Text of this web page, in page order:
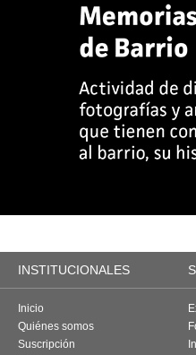
INSTITUCIONALES
Inicio
Quiénes somos
Suscripción